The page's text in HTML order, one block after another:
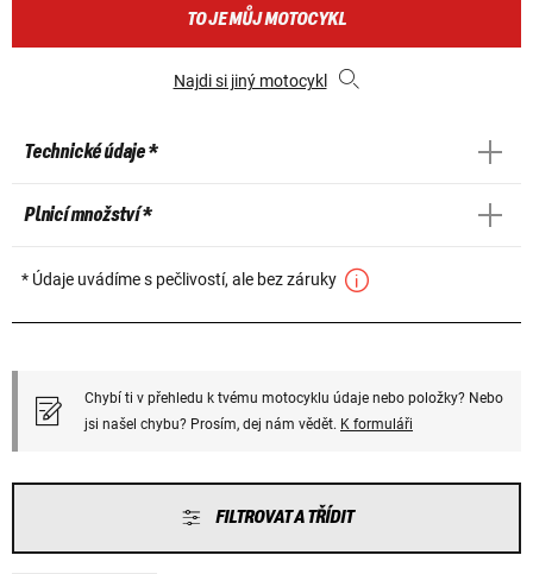
TO JE MŮJ MOTOCYKL
Najdi si jiný motocykl
Technické údaje *
Plnicí množství *
* Údaje uvádíme s pečlivostí, ale bez záruky
Chybí ti v přehledu k tvému motocyklu údaje nebo položky? Nebo
jsi našel chybu? Prosím, dej nám vědět. K formuláři
FILTROVAT A TŘÍDIT